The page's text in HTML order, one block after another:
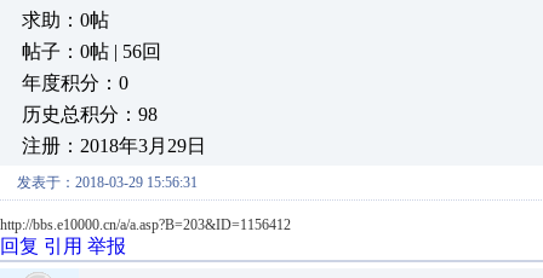
求助：0帖
帖子：0帖 | 56回
年度积分：0
历史总积分：98
注册：2018年3月29日
发表于：2018-03-29 15:56:31
http://bbs.e10000.cn/a/a.asp?B=203&ID=1156412
回复 引用 举报